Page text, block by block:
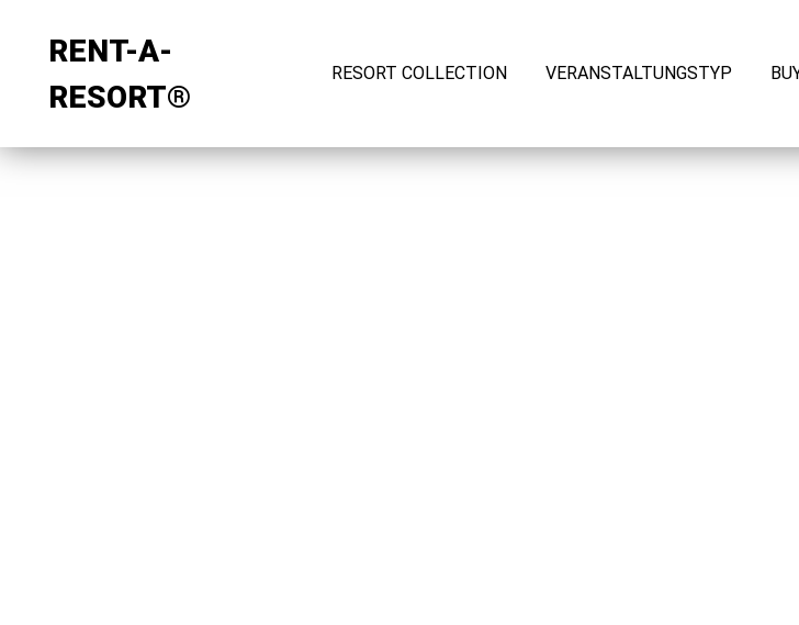
RENT-A-
RESORT®
RESORT COLLECTION VERANSTALTUNGSTYP